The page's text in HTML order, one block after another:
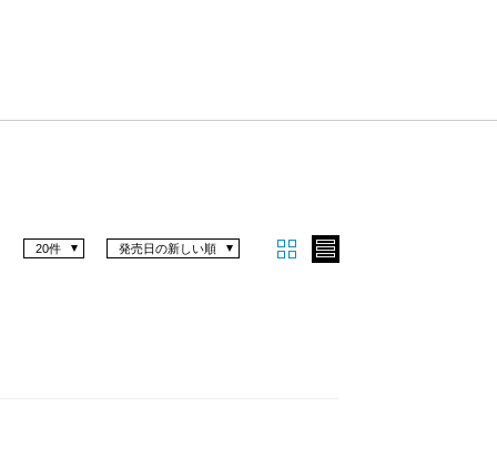
発売日の新しい順
20件